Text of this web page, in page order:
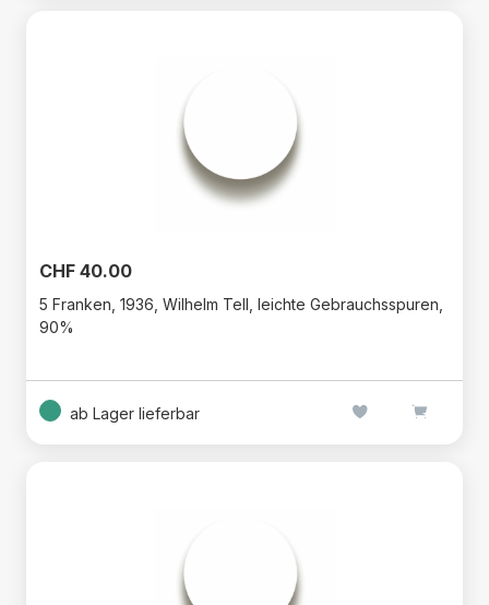
CHF 40.00
5 Franken, 1936, Wilhelm Tell, leichte Gebrauchsspuren,
90%
ab Lager lieferbar